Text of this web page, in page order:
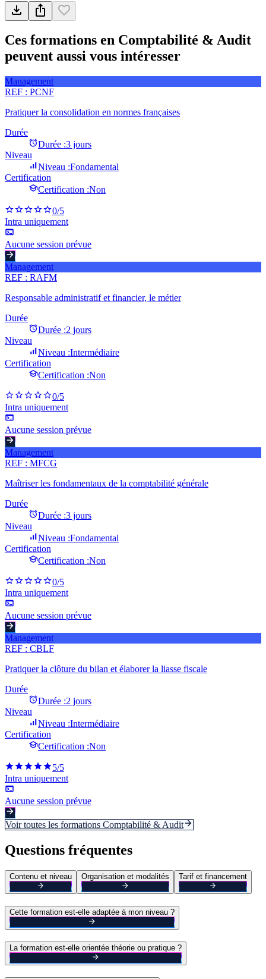
Ces formations en Comptabilité & Audit
peuvent aussi vous intéresser
Management
REF : PCNF
Pratiquer la consolidation en normes françaises
Durée
Durée :3 jours
Niveau
Niveau :Fondamental
Certification
Certification :Non
0/5
Intra uniquement
Aucune session prévue
Management
REF : RAFM
Responsable administratif et financier, le métier
Durée
Durée :2 jours
Niveau
Niveau :Intermédiaire
Certification
Certification :Non
0/5
Intra uniquement
Aucune session prévue
Management
REF : MFCG
Maîtriser les fondamentaux de la comptabilité générale
Durée
Durée :3 jours
Niveau
Niveau :Fondamental
Certification
Certification :Non
0/5
Intra uniquement
Aucune session prévue
Management
REF : CBLF
Pratiquer la clôture du bilan et élaborer la liasse fiscale
Durée
Durée :2 jours
Niveau
Niveau :Intermédiaire
Certification
Certification :Non
5/5
Intra uniquement
Aucune session prévue
Voir toutes les formations Comptabilité & Audit
Questions fréquentes
Contenu et niveau Organisation et modalités Tarif et financement
Cette formation est-elle adaptée à mon niveau ?
La formation est-elle orientée théorie ou pratique ?